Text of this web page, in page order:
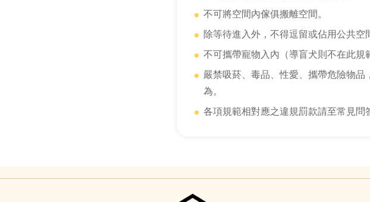
不可將空間內傢俱搬離空間。
除等待進入外，不得逗留或佔用公共空
不可攜帶寵物入內（導盲犬則不在此規
嚴禁吸菸、毒品、性愛、攜帶危險物
為。
各項規範相對應之違規罰款請至常見問